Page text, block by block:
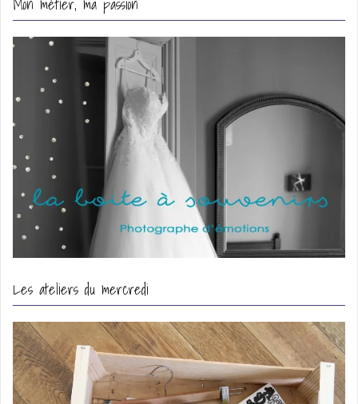
Les ateliers du mercredi